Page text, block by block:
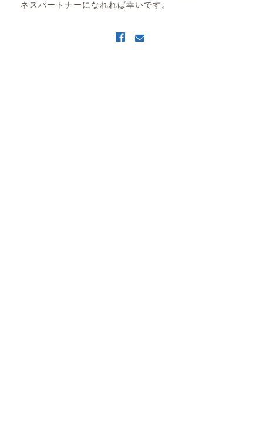
ネスパートナーになれれば幸いです。